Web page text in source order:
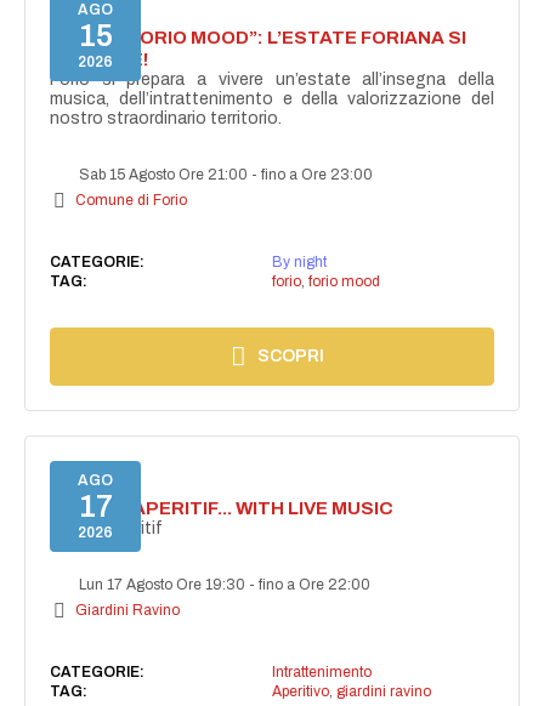
AGO
15
2026
NASCE “FORIO MOOD”: L’ESTATE FORIANA SI
ACCENDE!
Forio si prepara a vivere un’estate all’insegna della
musica, dell’intrattenimento e della valorizzazione del
nostro straordinario territorio.
Sab 15 Agosto Ore 21:00 -fino a Ore 23:00
Comune di Forio
CATEGORIE:
By night
TAG:
forio, forio mood
SCOPRI
AGO
17
2026
SECRET APERITIF... WITH LIVE MUSIC
Secret aperitif
Lun 17 Agosto Ore 19:30 -fino a Ore 22:00
Giardini Ravino
CATEGORIE:
Intrattenimento
TAG:
Aperitivo, giardini ravino